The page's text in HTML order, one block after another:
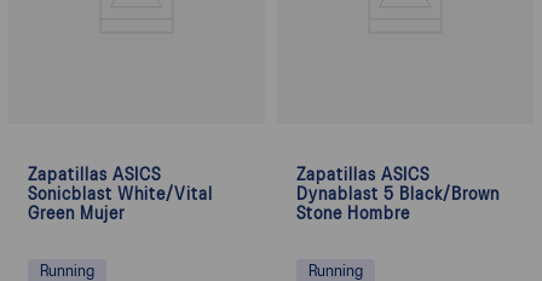
Zapatillas ASICS
Sonicblast White/Vital
Green Mujer
Running
Zapatillas ASICS
Dynablast 5 Black/Brown
Stone Hombre
Running